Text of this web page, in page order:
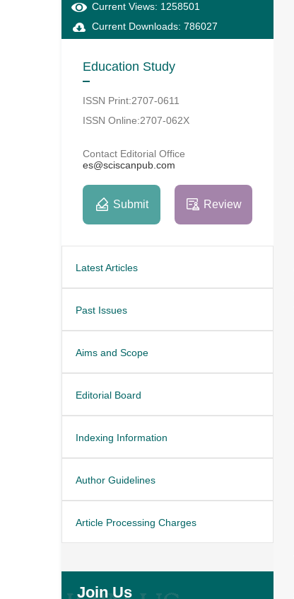
Current Views: 1258501
Current Downloads: 786027
Education Study
ISSN Print:2707-0611
ISSN Online:2707-062X
Contact Editorial Office
es@sciscanpub.com
Submit Review
Latest Articles
Past Issues
Aims and Scope
Editorial Board
Indexing Information
Author Guidelines
Article Processing Charges
Join Us